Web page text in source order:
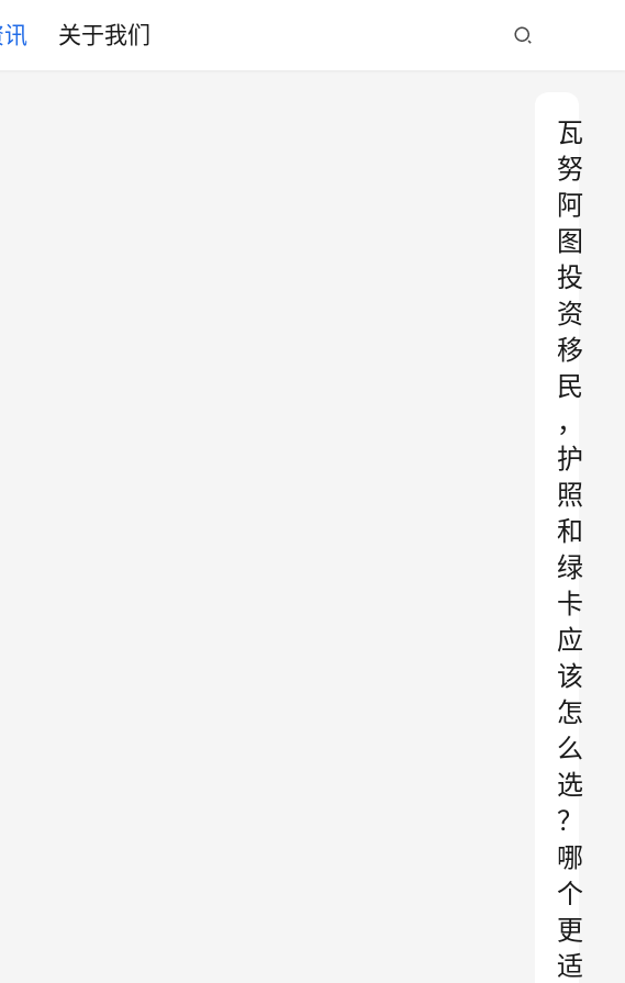
关于我们
瓦
努
阿
图
投
资
移
民
，
护
照
和
绿
卡
应
该
怎
么
选
？
哪
个
更
适